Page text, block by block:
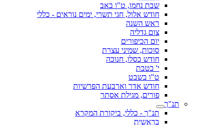
שבת נחמו, ט"ו באב
חודש אלול, חגי תשרי, ימים נוראים - כללי
ראש השנה
צום גדליה
יום הכיפורים
סוכות, שמיני עצרת
חודש כסלו, חנוכה
י' בטבת
ט"ו בשבט
חודש אדר וארבעת הפרשיות
פורים, מגילת אסתר
תנ"ך
תנ"ך - כללי, ביקורת המקרא
בראשית